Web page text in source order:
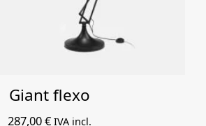
Giant flexo
287,00€ IVA incl.